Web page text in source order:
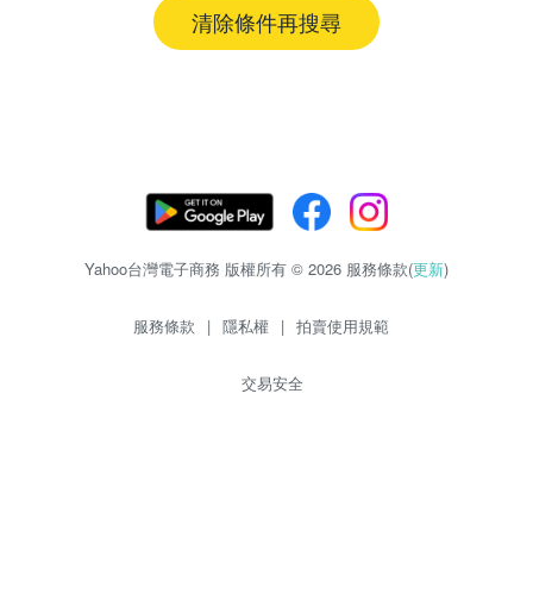
清除條件再搜尋
Yahoo台灣電子商務 版權所有 © 2026 服務條款(更新)
服務條款 | 隱私權 | 拍賣使用規範
交易安全